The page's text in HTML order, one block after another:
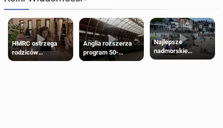
HMRC ostrzega
rodziców
pobierających Child
Anglia rozszerza
program 50-
procentowych
Najlepsze
nadmorskie
miasteczko blisko